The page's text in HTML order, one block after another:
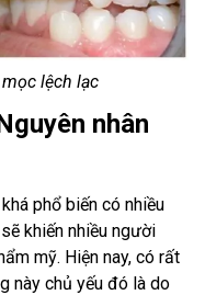
lệch lạc
nhân
phổ biến có nhiều
khiến nhiều người
mỹ. Hiện nay, có rất
này chủ yếu đó là do